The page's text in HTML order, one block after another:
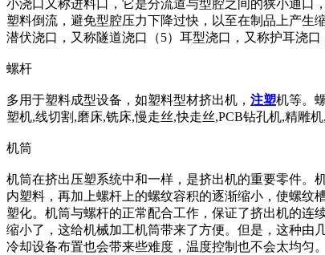
小浇口又称进料口，它是分流道与型腔之间的狭小通口
塑料倒流，避免型腔压力下降过快，以至在制品上产生
潜伏浇口，又称隧道浇口（5）耳型浇口，又称护耳浇口
螺杆
多用于塑料成型设备，如塑料型材挤出机， 注塑机等。
塑机,线切割,磨床,铣床,慢走丝,快走丝,PCB钻孔机,精雕
机筒
机筒在挤出压塑系统中和一样，是挤出机的重要零件。
内塑料，再加上螺杆上的螺纹容积的逐渐缩小，使螺纹
塑化。机筒与螺杆的正常配合工作，保证了挤出机的连
缩小了，这给机械加工机筒带来了方便。但是，这种由
冷却设备布置也会带来些难度，温度控制也不会太均匀